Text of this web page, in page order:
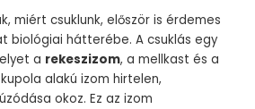
miért csuklunk, először is érdemes
biológiai hátterébe. A csuklás egy
a rekeszizom, a mellkast és a
alakú izom hirtelen,
okoz. Ez az izom